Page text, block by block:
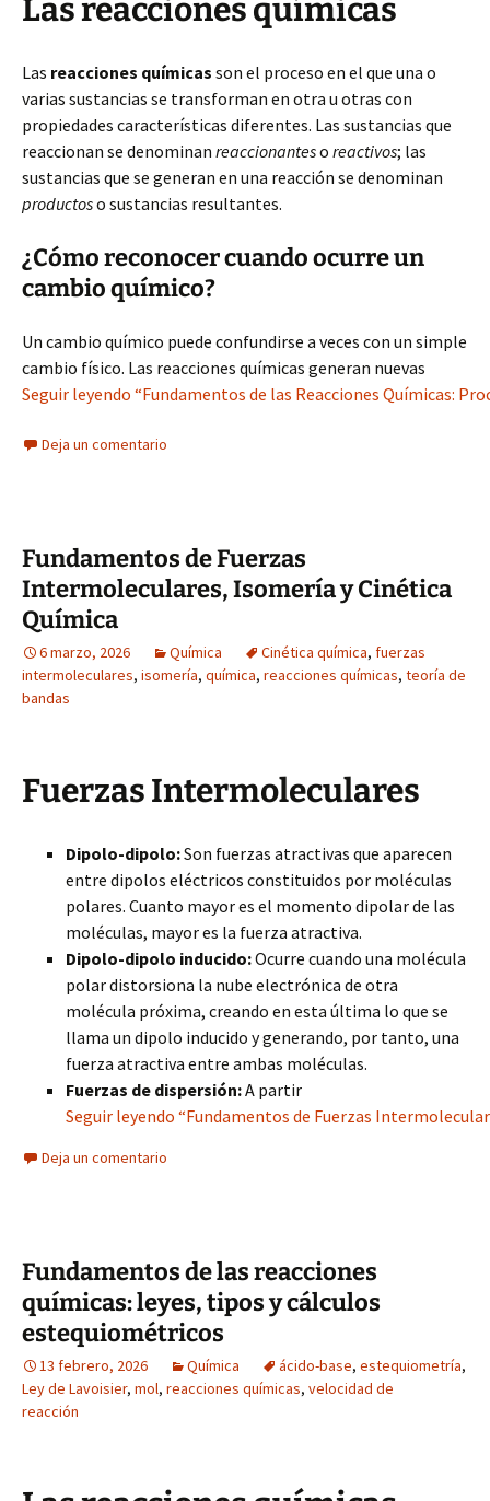
Las reacciones químicas
Las reacciones químicas son el proceso en el que una o
varias sustancias se transforman en otra u otras con
propiedades características diferentes. Las sustancias que
reaccionan se denominan reaccionanteso reactivos; las
sustancias que se generan en una reacción se denominan
productoso sustancias resultantes.
¿Cómo reconocer cuando ocurre un
cambio químico?
Un cambio químico puede confundirse a veces con un simple
cambio físico. Las reacciones químicas generan nuevas
Seguir leyendo “Fundamentos de las Reacciones Químicas:
Deja un comentario
Fundamentos de Fuerzas
Intermoleculares, Isomería y Cinética
Química
6 marzo, 2026 Química Cinética química, fuerzas
intermoleculares, isomería, química, reacciones químicas, teoría de
bandas
Fuerzas Intermoleculares
Dipolo-dipolo:Son fuerzas atractivas que aparecen
entre dipolos eléctricos constituidos por moléculas
polares. Cuanto mayor es el momento dipolar de las
moléculas, mayor es la fuerza atractiva.
Dipolo-dipolo inducido:Ocurre cuando una molécula
polar distorsiona la nube electrónica de otra
molécula próxima, creando en esta última lo que se
llama un dipolo inducido y generando, por tanto, una
fuerza atractiva entre ambas moléculas.
Fuerzas de dispersión:A partir
Seguir leyendo “Fundamentos de Fuerzas
Deja un comentario
Fundamentos de las reacciones
químicas: leyes, tipos y cálculos
estequiométricos
13 febrero, 2026 Química ácido-base, estequiometría,
Ley de Lavoisier, mol, reacciones químicas, velocidad de
reacción